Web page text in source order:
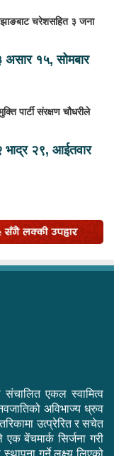
चरेशसहित ३ जना
असार १५, सोमबार
पार्टी संरक्षण चौधरीले
भाद्र २९, आईतवार
संचालित एकल स्वामित्व
अविभाज्य ध्रुव
उत्प्रेरित र सचेत
बेंचमार्क सिर्जना गरी